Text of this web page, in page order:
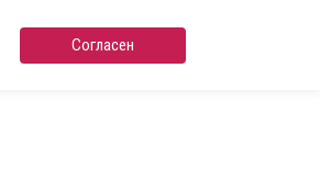
Согласен